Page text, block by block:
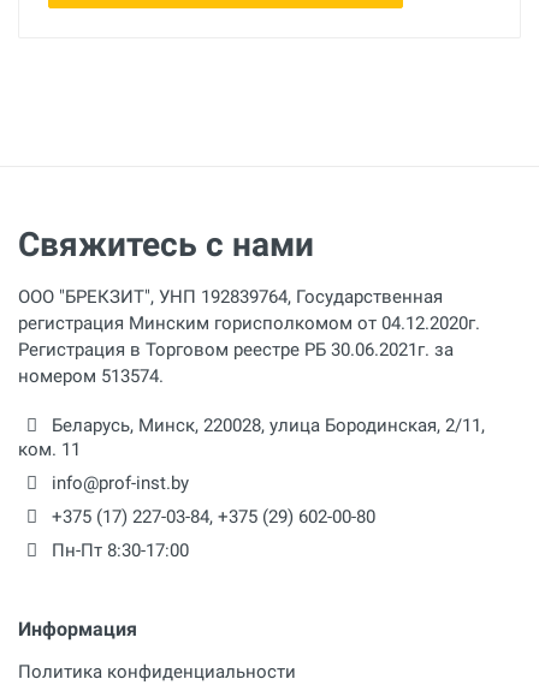
Свяжитесь с нами
ООО "БРЕКЗИТ", УНП 192839764, Государственная
регистрация Минским горисполкомом от 04.12.2020г.
Регистрация в Торговом реестре РБ 30.06.2021г. за
номером 513574.
Беларусь, Минск, 220028, улица Бородинская, 2/11,
ком. 11
info@prof-inst.by
+375 (17) 227-03-84, +375 (29) 602-00-80
Пн-Пт 8:30-17:00
Информация
Политика конфиденциальности